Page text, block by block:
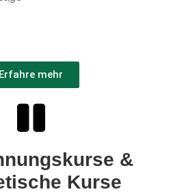
Erfahre mehr
&
Kurse